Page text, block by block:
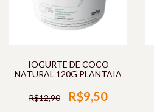
IOGURTE DE COCO
NATURAL 120G PLANTAIA
R$12,90 R$9,50